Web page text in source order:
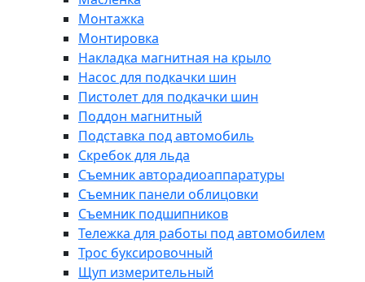
Монтажка
Монтировка
Накладка магнитная на крыло
Насос для подкачки шин
Пистолет для подкачки шин
Поддон магнитный
Подставка под автомобиль
Скребок для льда
Съемник авторадиоаппаратуры
Съемник панели облицовки
Съемник подшипников
Тележка для работы под автомобилем
Трос буксировочный
Щуп измерительный